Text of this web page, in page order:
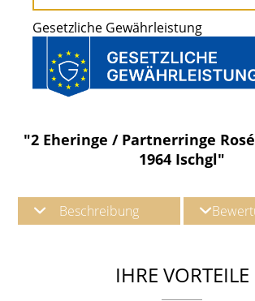
Gesetzliche Gewährleistung
"2 Eheringe / Partnerringe
1964 Ischgl"
Beschreibung
IHRE VORTEILE